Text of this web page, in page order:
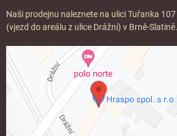
Naši prodejnu naleznete na ulici Tuřanka 107
(vjezd do areálu z ulice Drážní) v Brně-Slatině.